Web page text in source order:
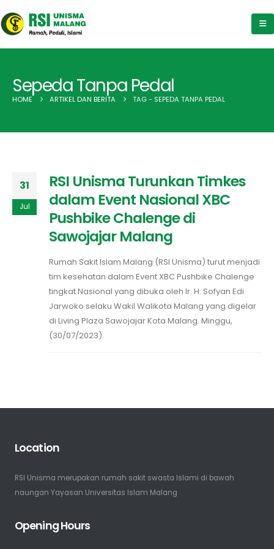
Sepeda Tanpa Pedal
HOME ARTIKEL DAN BERITA TAG - SEPEDA TANPA PEDAL
31
Jul
RSI Unisma Turunkan Timkes
dalam Event Nasional XBC
Pushbike Chalenge di
Sawojajar Malang
Rumah Sakit Islam Malang (RSI Unisma) turut menjadi
tim kesehatan dalam Event XBC Pushbike Chalenge
tingkat Nasional yang dibuka oleh Ir. H. Sofyan Edi
Jarwoko selaku Wakil Walikota Malang yang digelar
di Living Plaza Sawojajar Kota Malang. Minggu,
(30/07/2023).
Location
RSI Unisma merupakan rumah sakit swasta Islami di bawah
naungan Yayasan Universitas Islam Malang
Opening Hours